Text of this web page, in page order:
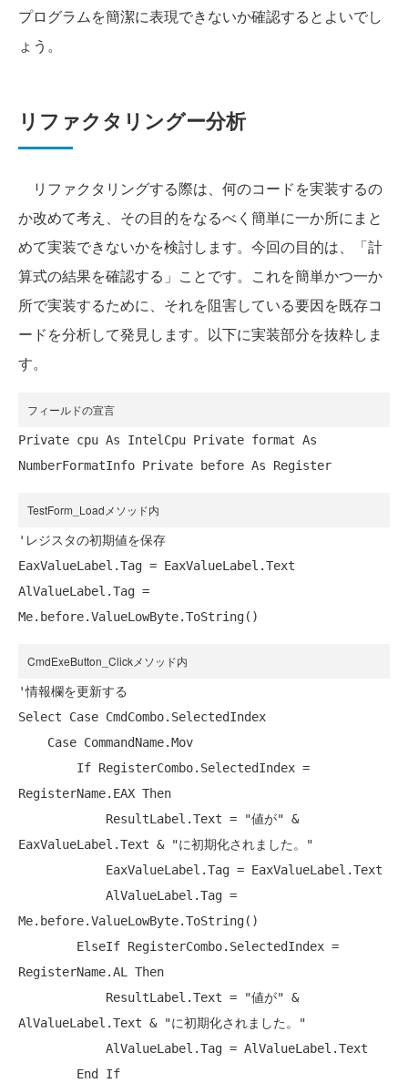
プログラムを簡潔に表現できないか確認するとよいでし
ょう。
リファクタリングー分析
リファクタリングする際は、何のコードを実装するの
か改めて考え、その目的をなるべく簡単に一か所にまと
めて実装できないかを検討します。今回の目的は、「計
算式の結果を確認する」ことです。これを簡単かつ一か
所で実装するために、それを阻害している要因を既存コ
ードを分析して発見します。以下に実装部分を抜粋しま
す。
フィールドの宣言
Private cpu As IntelCpu Private format As
NumberFormatInfo Private before As
TestForm_Loadメソッド内
'レジスタの初期値を保存
EaxValueLabel.Tag = EaxValueLabel.Text
AlValueLabel.Tag =
CmdExeButton_Clickメソッド内
'情報欄を更新する
Select
Case CmdCombo.SelectedIndex
Case CommandName.Mov
If RegisterCombo.SelectedIndex =
RegisterName.EAX Then
            ResultLabel.Text =
"値が" &
EaxValueLabel.Text & "に初期化されました。"
Me.before.ValueLowByte.ToString()
ElseIf RegisterCombo.SelectedIndex =
RegisterName.AL Then
            ResultLabel.Text =
"値が" &
AlValueLabel.Text & "に初期化されました。"
End
If